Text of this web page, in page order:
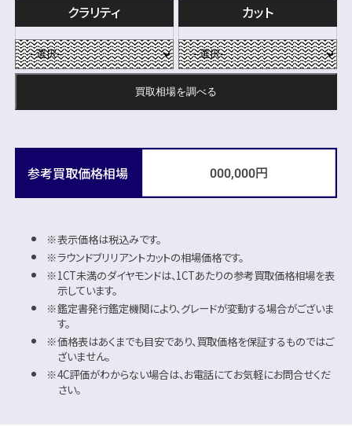
クラリティ カット
買取相場を調べる
参考買取価格相場 000,000円
表示価格は税込みです。
ラウンドブリリアントカットの相場価格です。
1CT未満のダイヤモンドは、1CTあたりの参考買取価格相場を表
示しています。
鑑定書発行鑑定機関により、グレードが変動する場合がございま
す。
価格表はあくまでも目安であり、買取価格を保証するものではご
ざいません。
4C評価がわからない場合は、お電話にてお気軽にお問合せくだ
さい。